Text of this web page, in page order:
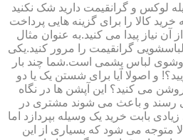
لوکس و گرانقیمت دارید شک نکنید
کالا را برای گزینه هایی پرداخت
آن نیاز پیدا می کنید.به عنوان مثال
گرانقیمت را مرور کنید.یکی
وشوی لباس پشمی است.شما چند بار
و اصولا آیا برای شستن یک یا دو
می کنید؟ این آپشن ها در نگاه
رسند و باعث می شوند مشتری در
بابت خرید یک وسیله بپردازد اما
متوجه می شود که بسیاری از این